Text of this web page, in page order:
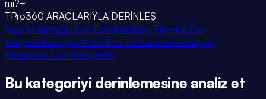
mı?+
TPro360 ARAÇLARIYLA DERİNLEŞ
Araç İçi Kamera Ürün FotoğrafıSatış TahminiÜrün
AraştırmaKategori AnaliziEn Çok SatanlarKomisyon
HesaplamaTüm Kategoriler
Bu kategoriyi derinlemesine analiz et